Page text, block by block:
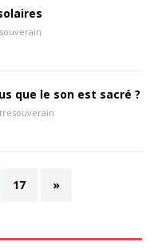
que le son est sacré ?
17 »